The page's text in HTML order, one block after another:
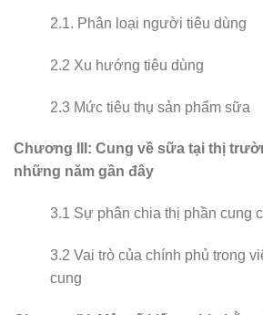
2.1. Phân loại người tiêu dùng
2.2 Xu hướng tiêu dùng
2.3 Mức tiêu thụ sản phẩm sữa
Chương III: Cung về sữa tại thị
những năm gần đây
3.1 Sự phân chia thị phần cung
3.2 Vai trò của chính phủ trong
cung